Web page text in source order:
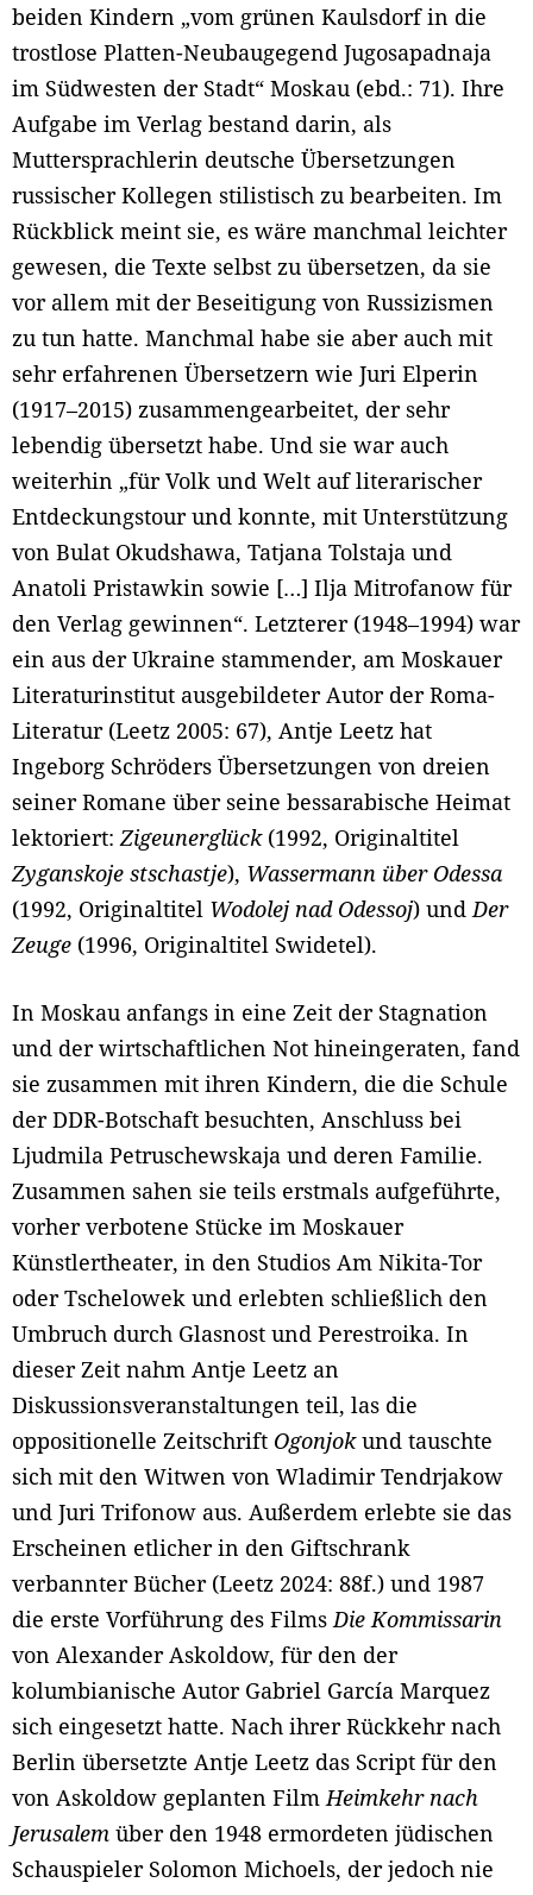
beiden Kindern „vom grünen Kaulsdorf in die
trostlose Platten-Neubaugegend Jugosapadnaja
im Südwesten der Stadt“ Moskau (ebd.: 71). Ihre
Aufgabe im Verlag bestand darin, als
Muttersprachlerin deutsche Übersetzungen
russischer Kollegen stilistisch zu bearbeiten. Im
Rückblick meint sie, es wäre manchmal leichter
gewesen, die Texte selbst zu übersetzen, da sie
vor allem mit der Beseitigung von Russizismen
zu tun hatte. Manchmal habe sie aber auch mit
sehr erfahrenen Übersetzern wie Juri Elperin
(1917–2015) zusammengearbeitet, der sehr
lebendig übersetzt habe. Und sie war auch
weiterhin „für Volk und Welt auf literarischer
Entdeckungstour und konnte, mit Unterstützung
von Bulat Okudshawa, Tatjana Tolstaja und
Anatoli Pristawkin sowie […] Ilja Mitrofanow für
den Verlag gewinnen“. Letzterer (1948–1994) war
ein aus der Ukraine stammender, am Moskauer
Literaturinstitut ausgebildeter Autor der Roma-
Literatur (Leetz 2005: 67), Antje Leetz hat
Ingeborg Schröders Übersetzungen von dreien
seiner Romane über seine bessarabische Heimat
lektoriert: Zigeunerglück (1992, Originaltitel
Zyganskoje stschastje), Wassermann über Odessa
(1992, Originaltitel Wodolej nad Odessoj) und Der
Zeuge (1996, Originaltitel Swidetel).
In Moskau anfangs in eine Zeit der Stagnation
und der wirtschaftlichen Not hineingeraten, fand
sie zusammen mit ihren Kindern, die die Schule
der DDR-Botschaft besuchten, Anschluss bei
Ljudmila Petruschewskaja und deren Familie.
Zusammen sahen sie teils erstmals aufgeführte,
vorher verbotene Stücke im Moskauer
Künstlertheater, in den Studios Am Nikita-Tor
oder Tschelowek und erlebten schließlich den
Umbruch durch Glasnost und Perestroika. In
dieser Zeit nahm Antje Leetz an
Diskussionsveranstaltungen teil, las die
oppositionelle Zeitschrift Ogonjokund tauschte
sich mit den Witwen von Wladimir Tendrjakow
und Juri Trifonow aus. Außerdem erlebte sie das
Erscheinen etlicher in den Giftschrank
verbannter Bücher (Leetz 2024: 88f.) und 1987
die erste Vorführung des Films Die Kommissarin
von Alexander Askoldow, für den der
kolumbianische Autor Gabriel García Marquez
sich eingesetzt hatte. Nach ihrer Rückkehr nach
Berlin übersetzte Antje Leetz das Script für den
von Askoldow geplanten Film Heimkehr nach
Jerusalem über den 1948 ermordeten jüdischen
Schauspieler Solomon Michoels, der jedoch nie